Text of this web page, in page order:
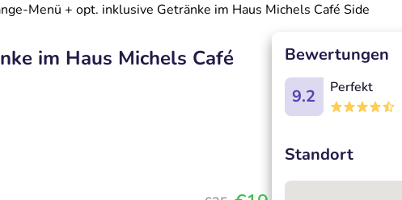
Menü + opt. inklusive Getränke im Haus Michels Café Side
im Haus Michels Café
Bewertungen
9.2
Perfekt
Standort